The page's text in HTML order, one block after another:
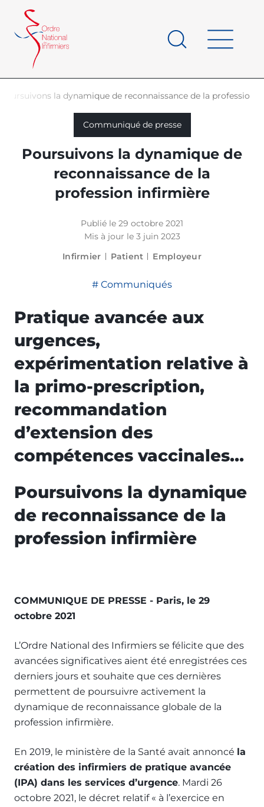
contenu
principal
d'Ariane
Poursuivons la dynamique de reconnaissance de la profession
Communiqué de presse
Poursuivons la dynamique de
reconnaissance de la
profession infirmière
Publié le 29 octobre 2021
Mis à jour le 3 juin 2023
Infirmier
Patient Employeur
Communiqués
Pratique avancée aux
urgences,
expérimentation relative à
la primo-prescription,
recommandation
d’extension des
compétences vaccinales…
Poursuivons la dynamique
de reconnaissance de la
profession infirmière
COMMUNIQUE DE PRESSE - Paris, le 29
octobre 2021
L’Ordre National des Infirmiers se félicite que des
avancées significatives aient été enregistrées ces
derniers jours et souhaite que ces dernières
permettent de poursuivre activement la
dynamique de reconnaissance globale de la
profession infirmière.
En 2019, le ministère de la Santé avait annoncé la
création des infirmiers de pratique avancée
(IPA) dans les services d’urgence. Mardi 26
octobre 2021, le décret relatif « à l’exercice en
page
Panneau de gestion des cookies